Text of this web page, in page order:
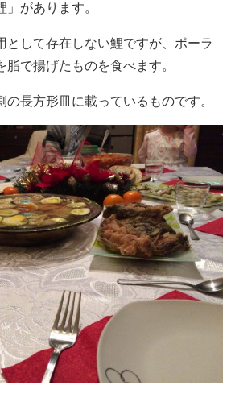
」があります。
として存在しない鯉ですが、ポーラ
脂で揚げたものを食べます。
長方形皿に載っているものです。